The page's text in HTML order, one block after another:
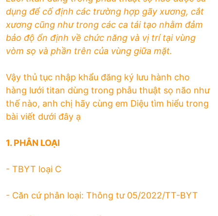
dụng để cố định các trường hợp gãy xương, cắt
xương cũng như trong các ca tái tạo nhằm đảm
bảo độ ổn định về chức năng và vị trí tại vùng
vòm sọ và phần trên của vùng giữa mặt.
Vậy thủ tục nhập khẩu đăng ký lưu hành cho
hàng lưới titan dùng trong phẫu thuật sọ não như
thế nào, anh chị hãy cùng em Diệu tìm hiểu trong
bài viết dưới đây ạ
1. PHÂN LOẠI
- TBYT loại C
- Căn cứ phân loại: Thông tư 05/2022/TT-BYT